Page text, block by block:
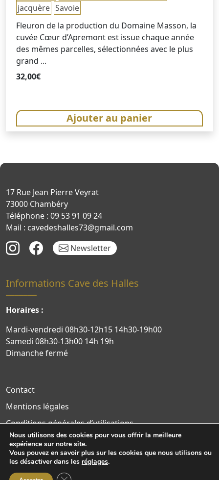
jacquère Savoie
Fleuron de la production du Domaine Masson, la
cuvée Cœur d’Apremont est issue chaque année
des mêmes parcelles, sélectionnées avec le plus
grand ...
32,00€
Ajouter au panier
Nous utilisons des cookies pour vous offrir la meilleure
expérience sur notre site.
Vous pouvez en savoir plus sur les cookies que nous utilisons ou
les désactiver dans les réglages.
Fermer la bannière des cookies GDPR
17 Rue Jean Pierre Veyrat
73000 Chambéry
Téléphone : 09 53 91 09 24
Mail : cavedeshalles73@gmail.com
Newsletter
Informations Cave des Halles
Horaires :
Mardi-vendredi 08h30-12h15 14h30-19h00
Samedi 08h30-13h00 14h 19h
Dimanche fermé
Contact
Mentions légales
Conditions générales d’utilisations
Politique de confidentialité
Site WordPress par Nouvel Oeil